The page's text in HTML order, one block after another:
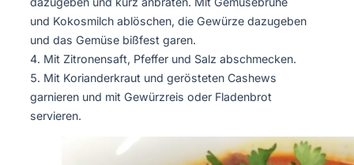
und Kokosmilch ablöschen, die Gewürze dazugeben
und das Gemüse bißfest garen.
Mit Zitronensaft, Pfeffer und Salz abschmecken.
Mit Korianderkraut und gerösteten Cashews
garnieren und mit Gewürzreis oder Fladenbrot
servieren.